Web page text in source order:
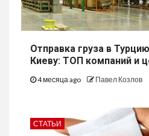
Отправка груза в
Киеву: ТОП компаний и
4 месяца ago Павел Козлов
СТАТЬИ